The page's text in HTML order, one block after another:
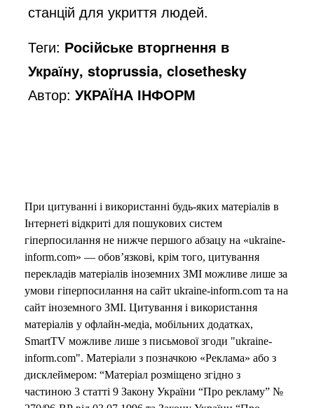
станцій для укриття людей.
Теги: Російське вторгнення в
Україну, stoprussia, closethesky
Автор:УКРАЇНА ІНФОРМ
При цитуванні і використанні будь-яких матеріалів в
Інтернеті відкриті для пошукових систем
гіперпосилання не нижче першого абзацу на «ukraine-
inform.com» — обов’язкові, крім того, цитування
перекладів матеріалів іноземних ЗМІ можливе лише за
умови гіперпосилання на сайт ukraine-inform.com та на
сайт іноземного ЗМІ. Цитування і використання
матеріалів у офлайн-медіа, мобільних додатках,
SmartTV можливе лише з письмової згоди "ukraine-
inform.com". Матеріали з позначкою «Реклама» або з
дисклеймером: “Матеріал розміщено згідно з
частиною 3 статті 9 Закону України “Про рекламу” №